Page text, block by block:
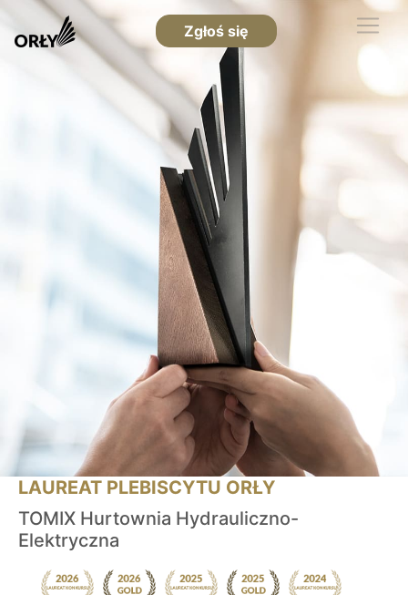
Zgłoś się
LAUREAT PLEBISCYTU ORŁY
TOMIX Hurtownia Hydrauliczno-
Elektryczna